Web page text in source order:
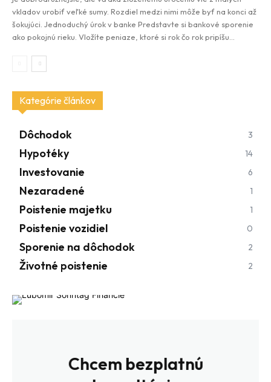
vkladov urobiť veľké sumy. Rozdiel medzi nimi môže byť na konci až
šokujúci. Jednoduchý úrok v banke Predstavte si bankové sporenie
ako pokojnú rieku. Vložíte peniaze, ktoré si rok čo rok pripíšu...
Kategórie článkov
Dôchodok 3
Hypotéky 14
Investovanie 6
Nezaradené 1
Poistenie majetku 1
Poistenie vozidiel 0
Sporenie na dôchodok 2
Životné poistenie 2
Chcem bezplatnú